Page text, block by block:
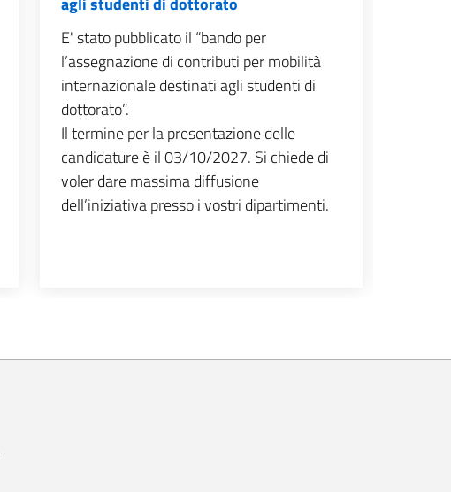
E' stato pubblicato il “bando per
l’assegnazione di contributi per mobilità
internazionale destinati agli studenti di
dottorato”.
Il termine per la presentazione delle
candidature è il 03/10/2027. Si chiede di
voler dare massima diffusione
dell’iniziativa presso i vostri dipartimenti.